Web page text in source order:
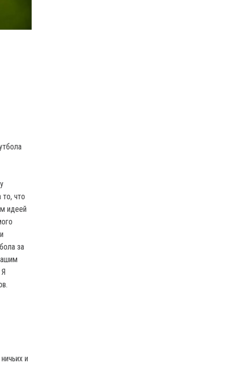
что
идеей
за
и